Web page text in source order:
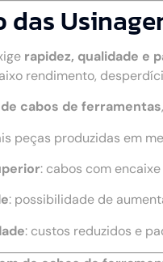
das
rapidez, qualidade e
rendimento,
cabos de ferramentas
peças produzidas em
: cabos com
: possibilidade de
: custos reduzidos e